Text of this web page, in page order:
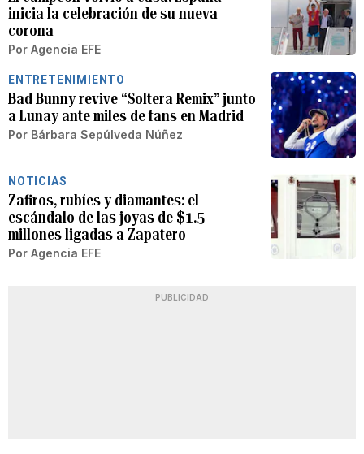
inicia la celebración de su nueva
corona
Por Agencia EFE
ENTRETENIMIENTO
Bad Bunny revive “Soltera Remix” junto
a Lunay ante miles de fans en Madrid
Por Bárbara Sepúlveda Núñez
NOTICIAS
Zafiros, rubíes y diamantes: el
escándalo de las joyas de $1.5
millones ligadas a Zapatero
Por Agencia EFE
PUBLICIDAD